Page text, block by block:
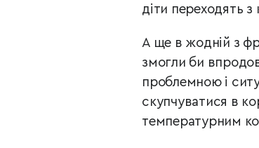
діти переходять з
А ще в жодній з
змогли би
проблемною і
скупчуватися в
температурним